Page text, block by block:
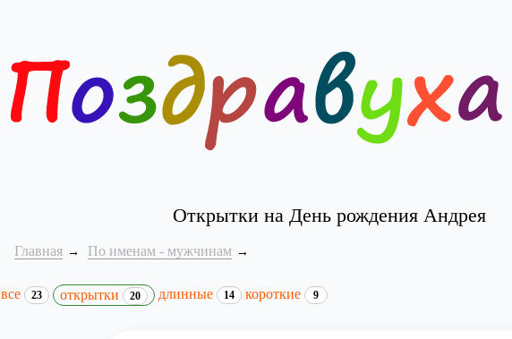
Открытки на День рождения Андрея
Главная По именам - мужчинам
все 23 открытки 20 длинные 14 короткие 9